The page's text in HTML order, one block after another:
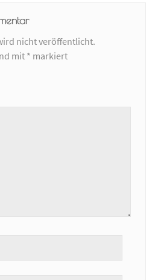
nicht veröffentlicht.
mit * markiert